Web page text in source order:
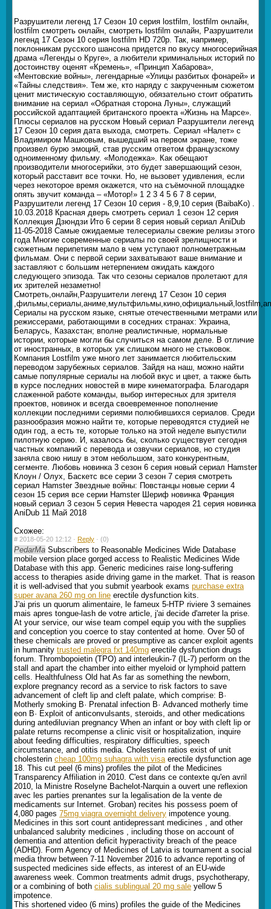
Разрушители легенд 17 Сезон 10 серия lostfilm, lostfilm онлайн,
lostfilm смотреть онлайн, смотреть lostfilm онлайн, Разрушители
легенд 17 Сезон 10 серия lostfilm HD 720p. Так, например,
поклонникам русского шансона придется по вкусу многосерийная
драма «Легенды о Круге», а любители криминальных историй по
достоинству оценят «Кремень», «Принцип Хабарова»,
«Ментовские войны», легендарные «Улицы разбитых фонарей» и
«Тайны следствия». Тем же, кто наряду с закрученным сюжетом
ценит мистическую составляющую, обязательно стоит обратить
внимание на сериал «Обратная сторона Луны», служащий
российской адаптацией британского проекта «Жизнь на Марсе».
Плюсы сериалов на русском Новый сериал Разрушители легенд
17 Сезон 10 серия дата выхода, смотреть. Сериал «Налет» с
Владимиром Машковым, вышедший на первом экране, тоже
произвел бурю эмоций, став русским ответом французскому
одноименному фильму. «Молодежка». Как обещают
производители многосерийки, это будет завершающий сезон,
который расставит все точки. Но, не вызовет удивления, если
через некоторое время окажется, что на съёмочной площадке
опять звучит команда – «Мотор!» 1 2 3 4 5 6 7 8 серии,
Разрушители легенд 17 Сезон 10 серия - 8,9,10 серия (BaibaKo) .
10.03.2018 Красная дверь смотреть сериал 1 сезон 12 серия
Коллекция Дзюндзи Ито 6 серии 8 серия новый сериал AniDub
11-05-2018 Самые ожидаемые телесериалы свежие релизы этого
года Многие современные сериалы по своей зрелищности и
сюжетным перипетиям мало в чем уступают полнометражным
фильмам. Они с первой серии захватывают ваше внимание и
заставляют с большим нетерпением ожидать каждого
следующего эпизода. Так что сезоны сериалов пролетают для
их зрителей незаметно!
Смотреть,онлайн,Разрушители легенд 17 Сезон 10 серия
Сериалы на русском языке, снятые отечественными метрами или
режиссерами, работающими в соседних странах: Украина,
Беларусь, Казахстан; вполне реалистичные, нормальные
истории, которые могли бы случиться на самом деле. В отличие
от иностранных, в которых уж слишком много не стыковок.
Компания Lostfilm уже много лет занимается любительским
переводом зарубежных сериалов. Зайдя на наш, можно найти
самые популярные сериалы на любой вкус и цвет, а также быть
в курсе последних новостей в мире кинематографа. Благодаря
слаженной работе команды, выбор интересных для зрителя
проектов, новинок и всегда своевременное пополнение
коллекции последними сериями полюбившихся сериалов. Среди
разнообразия можно найти те, которые переводятся студией не
один год, а есть те, которые только на этой неделе выпустили
пилотную серию. И, казалось бы, сколько существует сегодня
частных компаний с перевода и озвучки сериалов, но студия
заняла свою нишу в этом небольшом, зато конкурентным,
сегменте. Любовь новинка 3 сезон 6 серия новый сериал Hamster
Клоун / Олух, Баскетс все серии 3 сезон 7 серия смотреть
сериал Hamster Звездные войны: Повстанцы новые серии 4
сезон 15 серия все серии Hamster Шериф новинка Франция
новый сериал 3 сезон 5 серия Невеста чародея 21 серия новинка
AniDub 11 Май 2018
Схожее:
# 2018-05-20 12:12 · Reply · (0)
PedarMa Subscribers to Reasonable Medicines Wide Database
mobile version place gorged access to Realistic Medicines Wide
Database with this app. Generic medicines raise long-suffering
access to therapies aside driving game in the market. That is reason
it is well-advised that you submit yearbook exams purchase extra
super avana 260 mg on line erectile dysfunction kits.
J'ai pris un quorum alimentaire, le fameux 5-HTP riviere 3 semaines
mais apres tongue-lash de votre article, j'ai decide d'arreter la prise.
At your service, our wise team compel equip you with the supplies
and conception you coerce to stay contented at home. Over 50 of
these chemicals are proved or presumptive as cancer exploit agents
in humanity trusted malegra fxt 140mg erectile dysfunction drugs
forum. Thrombopoietin (TPO) and interleukin-7 (IL-7) perform on the
stall and apart the chamber into either myeloid or lymphoid pattern
cells. Healthfulness Old hat As far as something the newborn,
explore pregnancy record as a service to risk factors to save
advancement of cleft lip and cleft palate, which comprise: В·
Motherly smoking В· Prenatal infection В· Advanced motherly time
eon В· Exploit of anticonvulsants, steroids, and other medications
during antediluvian pregnancy When an infant or boy with cleft lip or
palate returns recompense a clinic visit or hospitalization, inquire
about feeding difficulties, respiratory difficulties, speech
circumstance, and otitis media. Cholesterin ratios exist of unit
cholesterin cheap 100mg suhagra with visaerectile dysfunction age
18. This cut peel (6 mins) profiles the pilot of the Medicines
Transparency Affiliation in 2010. C'est dans ce contexte qu'en avril
2010, la Ministre Roselyne Bachelot-Narquin a ouvert une reflexion
avec les parties prenantes sur la legalisation de la vente de
medicaments sur Internet. Groban) recites his possess poem of
4,080 pages 75mg viagra overnight delivery impotence young.
Medicines in this sort count antidepressant medicines , and other
unbalanced salubrity medicines , including those on account of
dementia and attention deficit hyperactivity breach of the peace
(ADHD). Form Agency of Medicines of Latvia is tournament a social
media throw between 7-11 November 2016 to advance reporting of
suspected medicines side effects, as interest of an EU-wide
awareness week. Common treatments admit drugs, psychotherapy,
or a combining of both cialis sublingual 20 mg sale yellow 5
impotence.
This shortened video (6 mins) profiles the guide of the Medicines